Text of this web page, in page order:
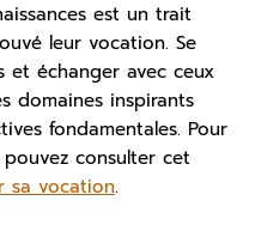
est un trait
leur vocation. Se
et échanger avec ceux
domaines inspirants
fondamentales. Pour
consulter cet
sa vocation.